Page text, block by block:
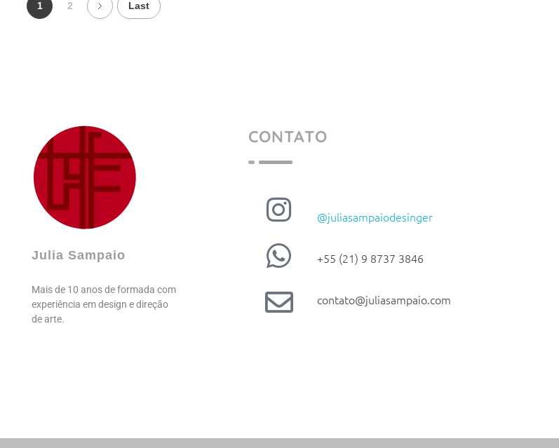
1 2 Last
Julia Sampaio
Mais de 10 anos de formada com
experiência em design e direção
de arte.
CONTATO
@juliasampaiodesinger
+55 (21) 9 8737 3846
contato@juliasampaio.com